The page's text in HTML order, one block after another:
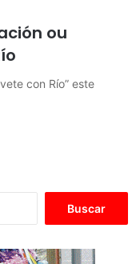
ou
con Río” este
c